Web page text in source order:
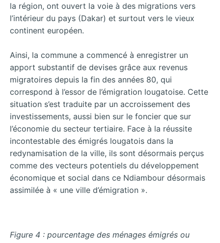
la région, ont ouvert la voie à des migrations vers
l’intérieur du pays (Dakar) et surtout vers le vieux
continent européen.
Ainsi, la commune a commencé à enregistrer un
apport substantif de devises grâce aux revenus
migratoires depuis la fin des années 80, qui
correspond à l’essor de l’émigration lougatoise. Cette
situation s’est traduite par un accroissement des
investissements, aussi bien sur le foncier que sur
l’économie du secteur tertiaire. Face à la réussite
incontestable des émigrés lougatois dans la
redynamisation de la ville, ils sont désormais perçus
comme des vecteurs potentiels du développement
économique et social dans ce Ndiambour désormais
assimilée à « une ville d’émigration ».
Figure 4 : pourcentage des ménages émigrés ou